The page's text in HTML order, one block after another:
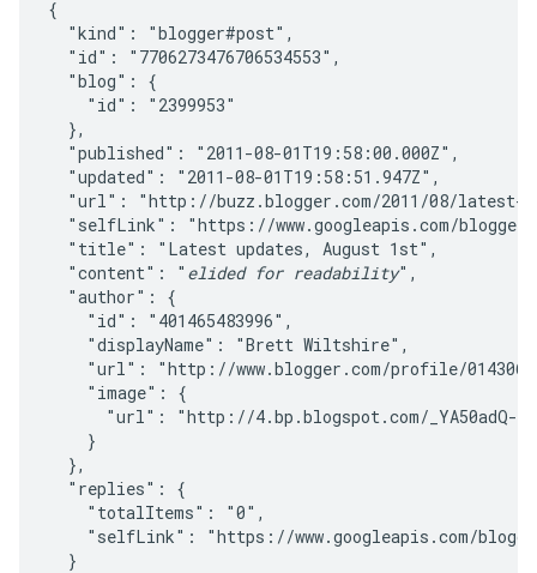
{
  "kind": "blogger#post",
  "id": "7706273476706534553",
  "blog": {
    "id": "2399953"
  },
  "published": "2011-08-01T19:58:00.000Z",
  "updated": "2011-08-01T19:58:51.947Z",
"url": "http://buzz.blogger.com/2011/08/latest-
"selfLink": "https://www.googleapis.com/
  "title": "Latest updates, August 1st",
  "content": "
elided for readability",
  "author": {
    "id": "401465483996",
    "displayName": "Brett Wiltshire",
"url": "http://www.blogger.com/profile/
    "image": {
"url": "http://4.bp.blogspot.com/_YA50adQ-
    }
  },
  "replies": {
    "totalItems": "0",
"selfLink": "https://www.googleapis.com/
  }